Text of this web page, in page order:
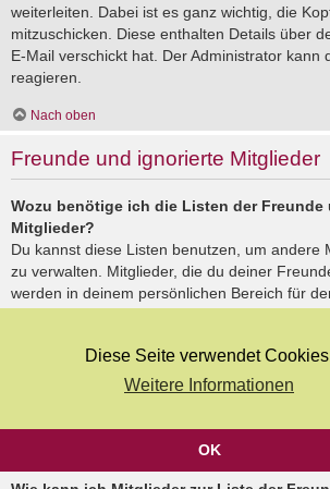
Diese Seite verwendet
Weitere Informationen
OK
weiterleiten. Dabei ist es ganz wichtig, die
mitzuschicken. Diese enthalten Details über
E-Mail verschickt hat. Der Administrator kann
reagieren.
Nach oben
Freunde und ignorierte Mitglieder
Wozu benötige ich die Listen der Freunde
Mitglieder?
Du kannst diese Listen benutzen, um andere
zu verwalten. Mitglieder, die du deiner
werden in deinem persönlichen Bereich für
aufgelistet. Du siehst dort deren Onlinestatus
schnell eine Private Nachricht senden.
den du verwendest, können Beiträge deiner
hervorgehoben sein. Wenn du einen